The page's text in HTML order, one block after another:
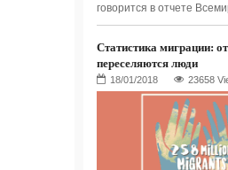
говорится в отчете
Статистика миграции:
переселяются люди
23658